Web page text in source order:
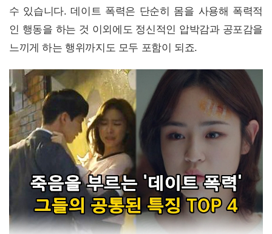
수 있습니다. 데이트 폭력은 단순히 몸을 사용해 폭력적
인 행동을 하는 것 이외에도 정신적인 압박감과 공포감을
느끼게 하는 행위까지도 모두 포함이 되죠.